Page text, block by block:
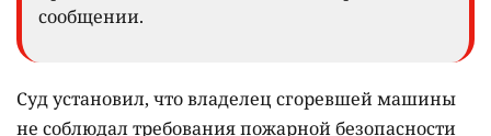
сообщении.
Суд установил, что владелец сгоревшей машины
не соблюдал требования пожарной безопасности